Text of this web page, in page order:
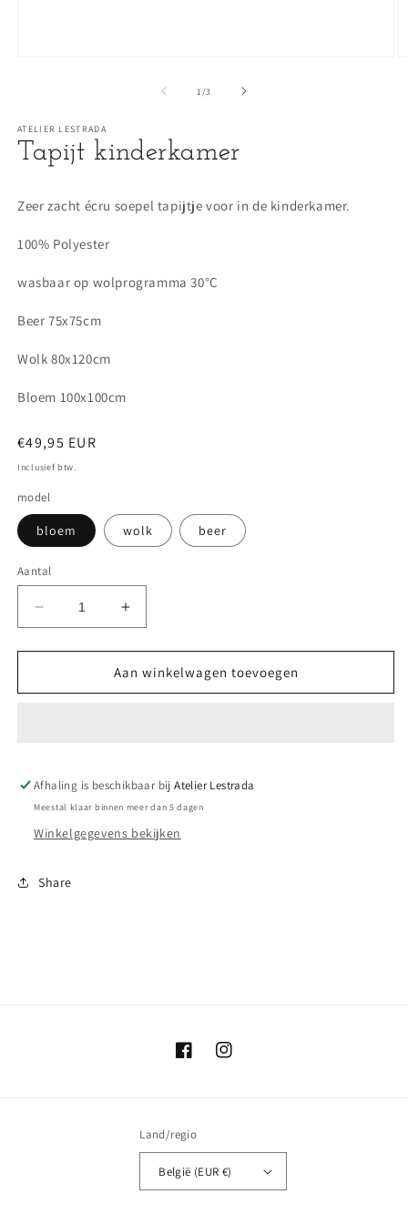
1 /van
3
ATELIER LESTRADA
Tapijt kinderkamer
Zeer zacht écru soepel tapijtje voor in de kinderkamer.
100% Polyester
wasbaar op wolprogramma 30°C
Beer 75x75cm
Wolk 80x120cm
Bloem 100x100cm
Normale
prijs
€49,95 EUR
Inclusief btw.
model
bloem wolk beer
Aantal
Aantal
verlagen
voor
kinderkamer
Aantal
verhogen
voor
Tapijt
kinderkamer
Aan winkelwagen toevoegen
Afhaling is beschikbaar bijAtelier Lestrada
Meestal klaar binnen meer dan 5 dagen
Winkelgegevens bekijken
Share
FacebookInstagram
Land/regio
België (EUR €)